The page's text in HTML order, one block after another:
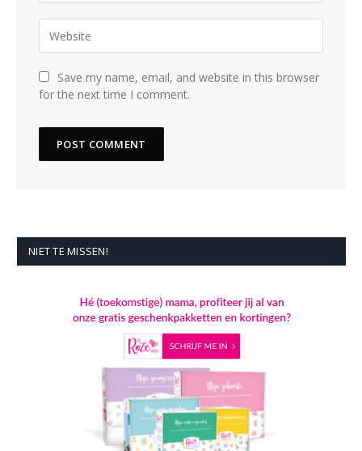
Save my name, email, and website in this browser
for the next time I comment.
NIET TE MISSEN!